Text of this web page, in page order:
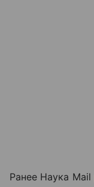
Ранее Наука Mail